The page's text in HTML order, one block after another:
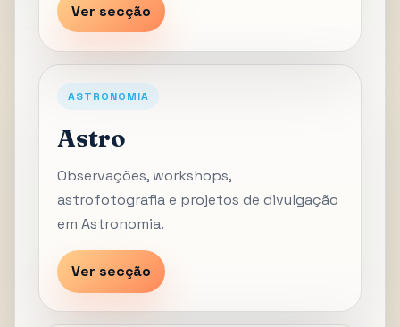
Ver secção
ASTRONOMIA
Astro
Observações, workshops,
astrofotografia e projetos de divulgação
em Astronomia.
Ver secção